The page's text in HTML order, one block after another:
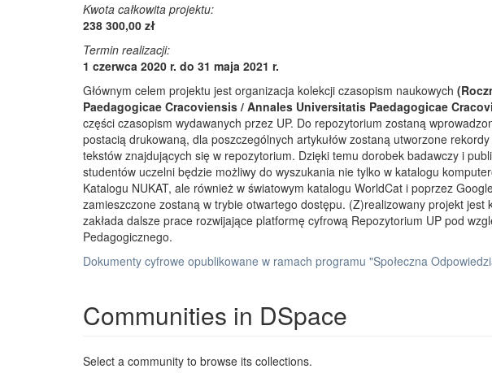
Kwota całkowita projektu:
238 300,00 zł
Termin realizacji:
1 czerwca 2020 r. do 31 maja 2021 r.
Głównym celem projektu jest organizacja kolekcji czasopism naukowych
Paedagogicae Cracoviensis / Annales Universitatis Paedagogicae
części czasopism wydawanych przez UP. Do repozytorium zostaną
postacią drukowaną, dla poszczególnych artykułów zostaną utworzone
tekstów znajdujących się w repozytorium. Dzięki temu dorobek badawczy i
studentów uczelni będzie możliwy do wyszukania nie tylko w katalogu
Katalogu NUKAT, ale również w światowym katalogu WorldCat i poprzez
zamieszczone zostaną w trybie otwartego dostępu. (Z)realizowany projekt jest
zakłada dalsze prace rozwijające platformę cyfrową Repozytorium UP pod
Pedagogicznego.
Dokumenty cyfrowe opublikowane w ramach programu "Społeczna
Communities in DSpace
Select a community to browse its collections.